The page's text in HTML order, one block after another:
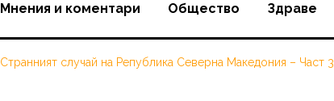
Мнения и коментари Oбщество Здраве
Странният случай на Република Северна Македония – Част 3